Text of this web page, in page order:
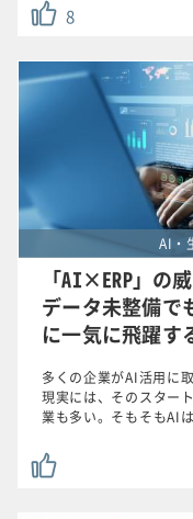
8
AI・
「AI×ERP」の
データ未整備で
に一気に飛躍す
多くの企業がAI活用に
現実には、そのスター
業も多い。そもそもAI